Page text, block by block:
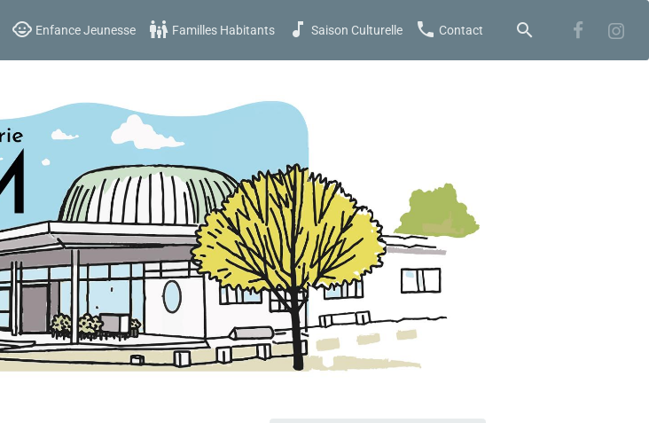
Enfance Jeunesse Familles Habitants Saison Culturelle Contact